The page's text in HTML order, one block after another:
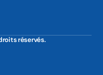
réservés.